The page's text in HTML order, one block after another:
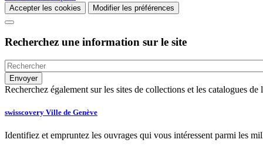
Accepter les cookies Modifier les préférences
Recherchez une information sur le site
Recherchez également sur les sites de collections et les catalogues
swisscovery Ville de Genève
Identifiez et empruntez les ouvrages qui vous intéressent parmi les